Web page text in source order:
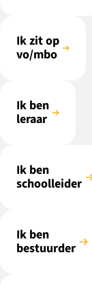
Ik zit op
vo/mbo
Ik ben
leraar
Ik ben
schoolleider
Ik ben
bestuurder